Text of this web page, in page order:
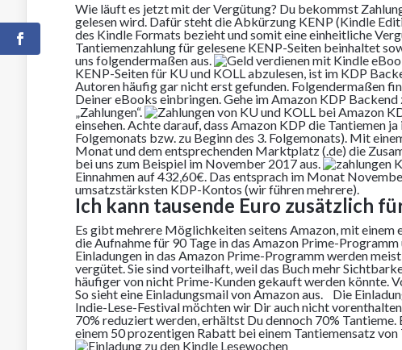
Wie läuft es jetzt mit der Vergütung? Du bekommst
gelesen wird. Dafür steht die Abkürzung KENP (Kindle
des Kindle Formats bezieht und somit eine einheitliche
Tantiemenzahlung für gelesene KENP-Seiten beinhaltet
uns folgendermaßen aus.
KENP-Seiten für KU und KOLL abzulesen, ist im KDP
Autoren häufig gar nicht erst gefunden. Folgendermaßen
Deiner eBooks einbringen. Gehe im Amazon KDP
„Zahlungen“.
einsehen. Achte darauf, dass Amazon KDP die Tantiemen
Folgemonats bzw. zu Beginn des 3. Folgemonats). Mit
Monat und dem entsprechenden Marktplatz (.de) die
bei uns zum Beispiel im November 2017 aus.
Einnahmen auf 432,60€. Das entsprach im Monat
umsatzstärksten KDP-Kontos (wir führen mehrere).
Ich kann tausende Euro zusätzlich
Es gibt mehrere Möglichkeiten seitens Amazon, mit einem
die Aufnahme für 90 Tage in das Amazon Prime-
Einladungen in das Amazon Prime-Programm werden
vergütet. Sie sind vorteilhaft, weil das Buch mehr
häufiger von nicht Prime-Kunden gekauft werden könnte.
So sieht eine Einladungsmail von Amazon aus.
Die
Indie-Lese-Festival möchten wir Dir auch nicht
70% reduziert werden, erhältst Du dennoch 70%
einem 50 prozentigen Rabatt bei einem Tantiemensatz